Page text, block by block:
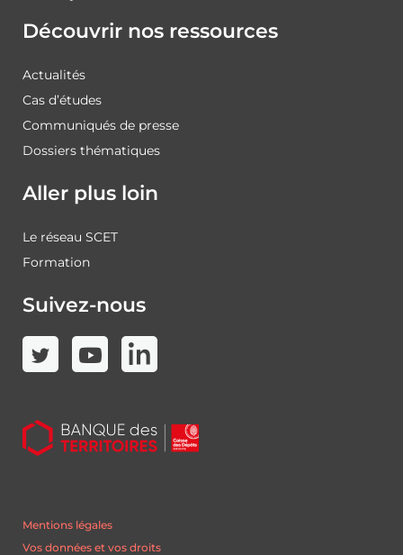
Découvrir nos ressources
Actualités
Cas d’études
Communiqués de presse
Dossiers thématiques
Aller plus loin
Le réseau SCET
Formation
Suivez-nous
Mentions légales
Vos données et vos droits